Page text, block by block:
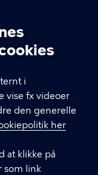
i
vise fx videoer
den generelle
her
at klikke på
som link